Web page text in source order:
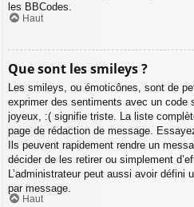
les BBCodes.
Haut
Que sont les smileys ?
Les smileys, ou émoticônes, sont de
exprimer des sentiments avec un code
joyeux, :( signifie triste. La liste
page de rédaction de message.
Ils peuvent rapidement rendre un
décider de les retirer ou simplement
L’administrateur peut aussi avoir
par message.
Haut